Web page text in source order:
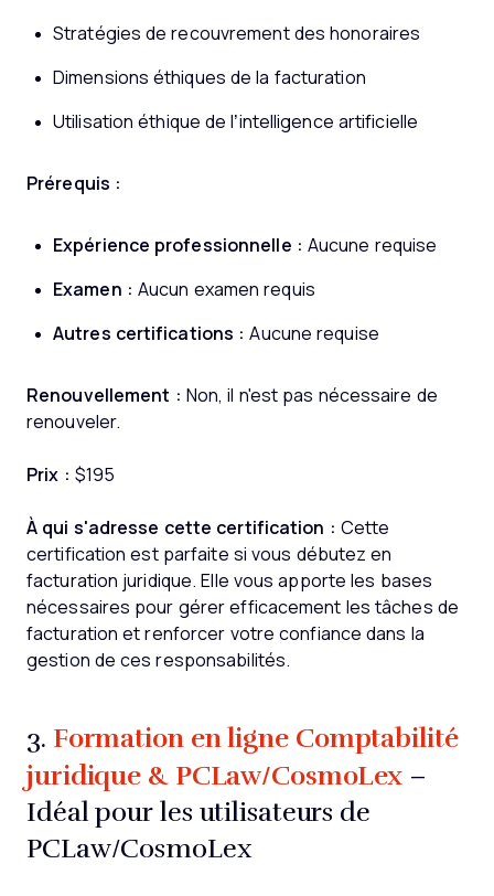
Stratégies de recouvrement des honoraires
Dimensions éthiques de la facturation
Utilisation éthique de l’intelligence artificielle
Prérequis :
Expérience professionnelle : Aucune requise
Examen : Aucun examen requis
Autres certifications : Aucune requise
Renouvellement : Non, il n'est pas nécessaire de
renouveler.
Prix : $195
À qui s'adresse cette certification : Cette
certification est parfaite si vous débutez en
facturation juridique. Elle vous apporte les bases
nécessaires pour gérer efficacement les tâches de
facturation et renforcer votre confiance dans la
gestion de ces responsabilités.
3. Formation en ligne Comptabilité
juridique & PCLaw/CosmoLex –
Idéal pour les utilisateurs de
PCLaw/CosmoLex